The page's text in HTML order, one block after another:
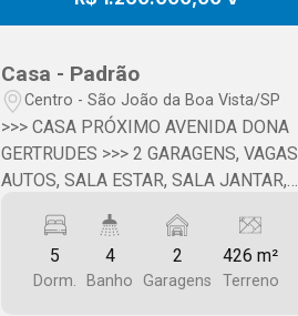
Casa - Padrão
Centro - São João da Boa Vista/SP
>>> CASA PRÓXIMO AVENIDA DONA
GERTRUDES >>> 2 GARAGENS, VAGAS
AUTOS, SALA ESTAR, SALA JANTAR,
BANHEIROS, COZINHA, COPA,
DESPENSA, ÁREA DE SERVIÇO,
BANHEIRO SERVIÇO, DEPÓSITO,
5
Dorm.
4
Banho
2
Garagens
426 m²
Terreno